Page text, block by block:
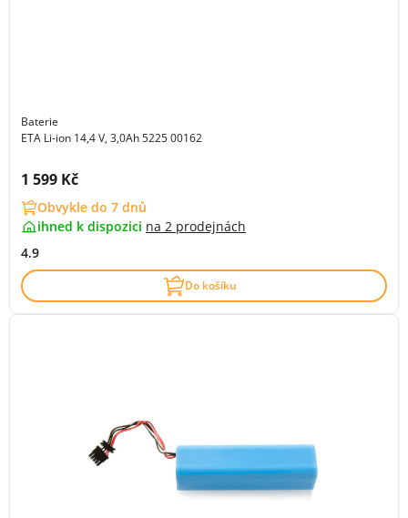
Baterie
ETA Li-ion 14,4 V, 3,0Ah 5225 00162
Cena s DPH:
1 599 Kč
Obvykle do 7 dnů
ihned k dispozici na 2 prodejnách
4.9
Do košíku